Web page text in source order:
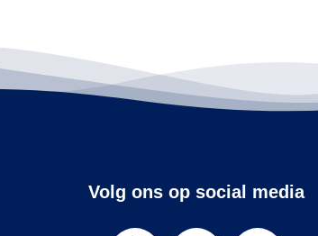
Volg ons op social media